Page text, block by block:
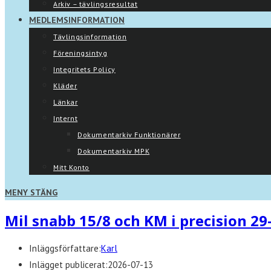
Arkiv – tävlingsresultat
MEDLEMSINFORMATION
Tävlingsinformation
Föreningsintyg
Integritets Policy
Kläder
Länkar
Internt
Dokumentarkiv Funktionärer
Dokumentarkiv MPK
Mitt Konto
MENY STÄNG
Mil snabb 15/8 och KM i precision
Inläggsförfattare:Karl
Inlägget publicerat:2026-07-13